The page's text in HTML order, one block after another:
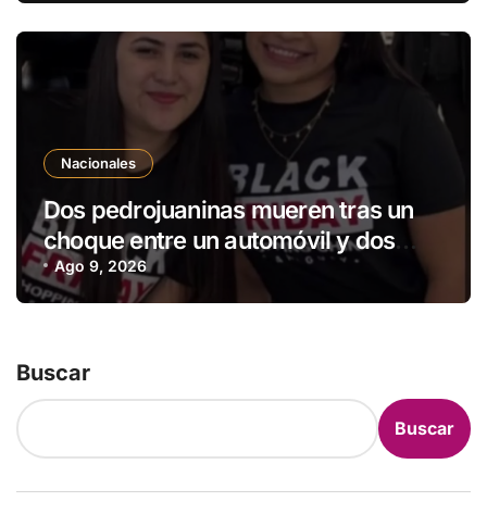
Nacionales
Dos pedrojuaninas mueren tras un
choque entre un automóvil y dos
camiones en Arroyos y Esteros
Ago 9, 2026
Buscar
Buscar